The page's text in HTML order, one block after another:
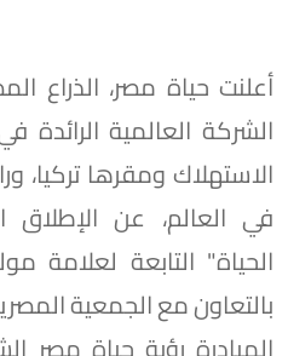
أعلنت حياة مصر، الذراع
الشركة العالمية
الاستهلاك ومقرها تركيا،
في العالم، عن الإطلاق
الحياة" التابعة
بالتعاون مع الجمعية